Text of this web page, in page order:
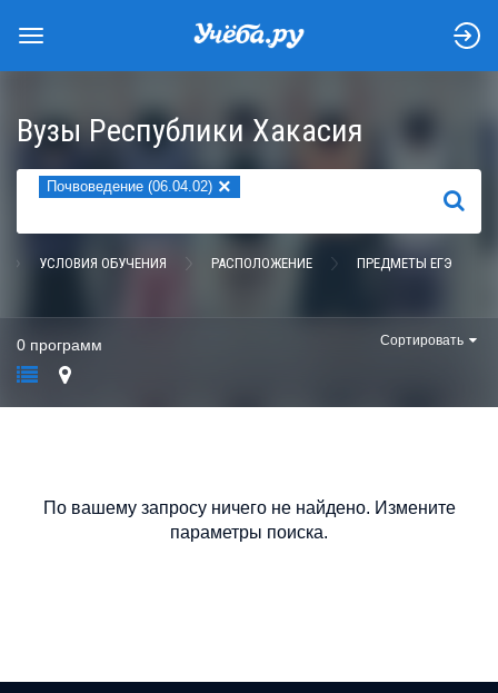
Вузы Республики Хакасия
Почвоведение (06.04.02) ×
НАЙТИ
УСЛОВИЯ ОБУЧЕНИЯ РАСПОЛОЖЕНИЕ ПРЕДМЕТЫ ЕГЭ
0 программ Сортировать
По вашему запросу ничего не найдено. Измените
параметры поиска.